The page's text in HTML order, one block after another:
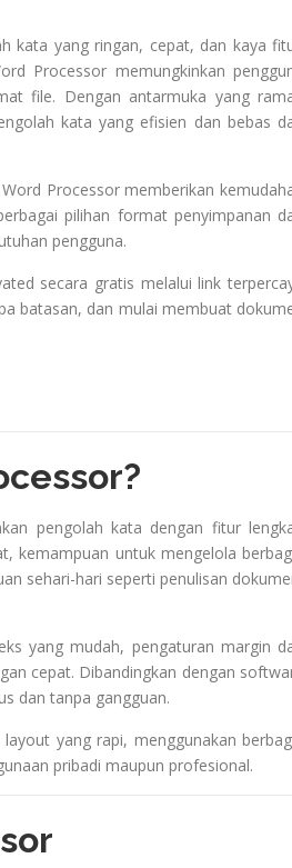
kata yang ringan, cepat, dan kaya
Processor memungkinkan
file. Dengan antarmuka yang
kata yang efisien dan bebas
Processor memberikan
pilihan format penyimpanan
pengguna.
secara gratis melalui link
batasan, dan mulai membuat
pengolah kata dengan fitur
kemampuan untuk mengelola
sehari-hari seperti penulisan
yang mudah, pengaturan margin
cepat. Dibandingkan dengan
dan tanpa gangguan.
yang rapi, menggunakan
pribadi maupun profesional.